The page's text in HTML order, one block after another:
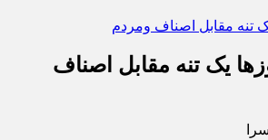
یک تنه مقابل اصناف